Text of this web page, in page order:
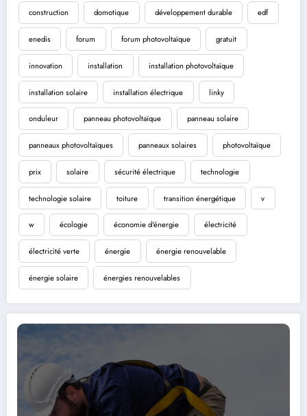
construction domotique développement durable edf
enedis forum forum photovoltaïque gratuit
innovation installation installation photovoltaïque
installation solaire installation électrique linky
onduleur panneau photovoltaïque panneau solaire
panneaux photovoltaïques panneaux solaires photovoltaïque
prix solaire sécurité électrique technologie
technologie solaire toiture transition énergétique v
w écologie économie d'énergie électricité
électricité verte énergie énergie renouvelable
énergie solaire énergies renouvelables